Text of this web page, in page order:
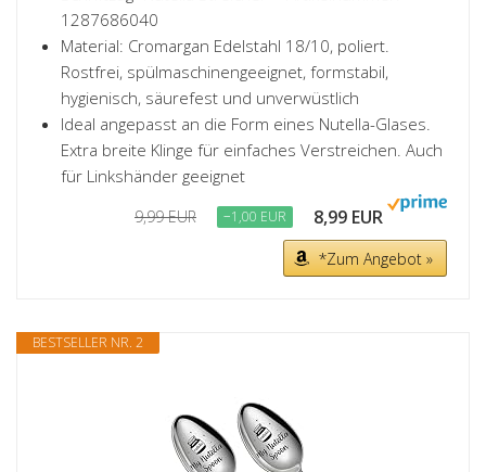
1287686040
Material: Cromargan Edelstahl 18/10, poliert.
Rostfrei, spülmaschinengeeignet, formstabil,
hygienisch, säurefest und unverwüstlich
Ideal angepasst an die Form eines Nutella-Glases.
Extra breite Klinge für einfaches Verstreichen. Auch
für Linkshänder geeignet
9,99 EUR −1,00 EUR 8,99 EUR
*Zum Angebot »
BESTSELLER NR. 2